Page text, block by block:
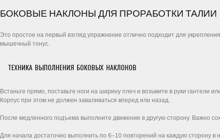
БОКОВЫЕ НАКЛОНЫ ДЛЯ ПРОРАБОТКИ ТАЛИИ
Это простое на первый взгляд упражнение отлично подходит для
мышечный тонус.
ТЕХНИКА ВЫПОЛНЕНИЯ БОКОВЫХ НАКЛОНОВ
Встаньте прямо, поставьте ноги на ширину плеч и возьмите в руки гантели
Корпус при этом не должен заваливаться вперед или назад.
После медленного подъема выполните движение в другую сторону. Важно
Для начала достаточно выполнить по 6–10 повторений на каждую сторону в